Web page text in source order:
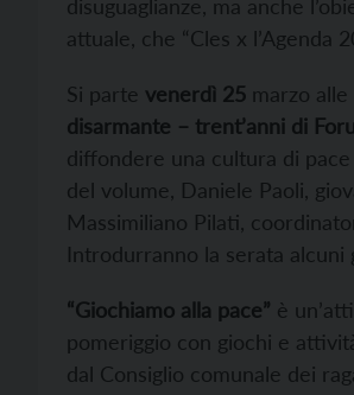
disuguaglianze, ma anche
attuale, che “Cles x l’Agenda
Si parte venerdì 25 marzo
disarmante – trent’anni di
diffondere una cultura di
del volume, Daniele Paoli,
Massimiliano Pilati,
Introdurranno la serata alcuni
“Giochiamo alla pace” è
pomeriggio con giochi e
dal Consiglio comunale dei